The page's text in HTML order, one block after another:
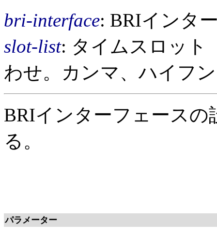
bri-interface: BRIインタ
slot-list: タイムスロット
わせ。カンマ、ハイフ
BRIインターフェース
る。
パラメーター